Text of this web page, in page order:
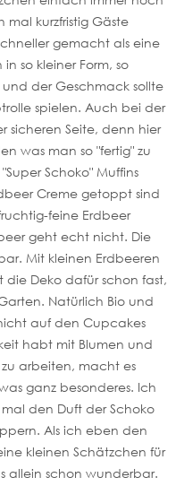
mal kurzfristig Gäste
gemacht als eine
so kleiner Form, so
der Geschmack sollte
spielen. Auch bei der
sicheren Seite, denn hier
was man so "fertig" zu
Schoko" Muffins
Creme getoppt sind
feine Erdbeer
geht echt nicht. Die
Mit kleinen Erdbeeren
Deko dafür schon fast,
Natürlich Bio und
auf den Cupcakes
habt mit Blumen und
arbeiten, macht es
ganz besonderes. Ich
den Duft der Schoko
Als ich eben den
kleinen Schätzchen für
allein schon wunderbar.